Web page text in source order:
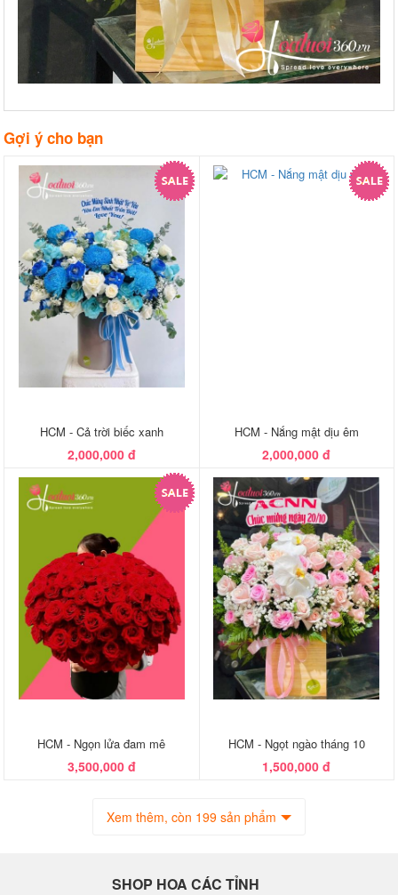
Gợi ý cho bạn
HCM - Cả trời biếc xanh
2,000,000 đ
HCM - Nắng mật dịu êm
2,000,000 đ
HCM - Ngọn lửa đam mê
3,500,000 đ
HCM - Ngọt ngào tháng 10
1,500,000 đ
Xem thêm, còn 199 sản phẩm
SHOP HOA CÁC TỈNH